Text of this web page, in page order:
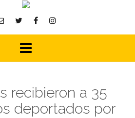
recibieron a 35
deportados por